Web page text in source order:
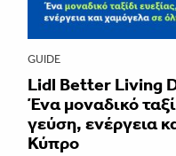
GUIDE
Lidl Better Living
Ένα μοναδικό
γεύση, ενέργεια
Κύπρο